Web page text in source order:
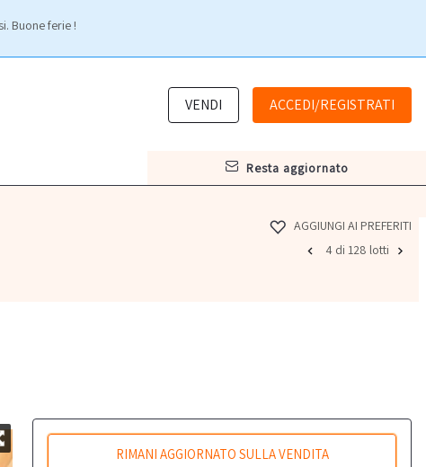
Buone ferie !
VENDI ACCEDI/REGISTRATI
resta aggiornato
AGGIUNGI AI PREFERITI
4 di 128 lotti
RIMANI AGGIORNATO SULLA VENDITA